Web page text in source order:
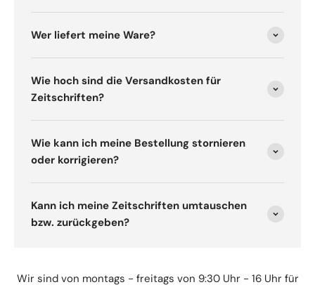
Wer liefert meine Ware?
Wie hoch sind die Versandkosten für
Zeitschriften?
Wie kann ich meine Bestellung stornieren
oder korrigieren?
Kann ich meine Zeitschriften umtauschen
bzw. zurückgeben?
Wir sind von montags - freitags von 9:30 Uhr - 16 Uhr für